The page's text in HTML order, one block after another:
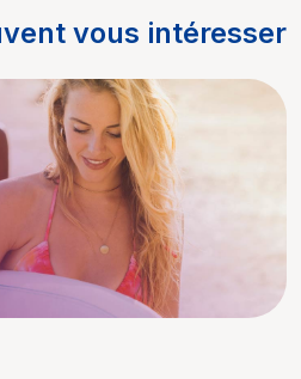
vous intéresser